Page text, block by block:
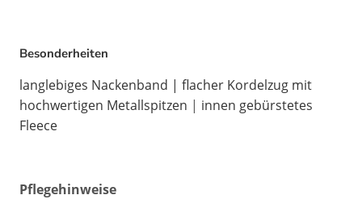
Besonderheiten
langlebiges Nackenband | flacher Kordelzug mit
hochwertigen Metallspitzen | innen gebürstetes
Fleece
Pflegehinweise